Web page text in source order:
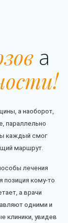
а
а наоборот,
параллельно
каждый смог
маршрут.
лечения
позиция кому-то
а врачи
одними и
клиники, увидев